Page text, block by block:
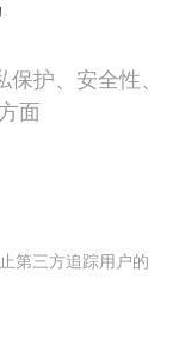
护、安全性、
面
第三方追踪用户的